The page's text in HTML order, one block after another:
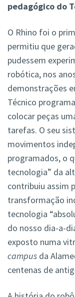
pedagógico do
O Rhino foi o
permitiu que
pudessem
robótica, nos
demonstrações
Técnico
colocar peças
tarefas. O seu
movimentos
programados, o
tecnologia” da
contribuiu assim
transformação
tecnologia
do nosso dia-a-
exposto numa
campus da
centenas de